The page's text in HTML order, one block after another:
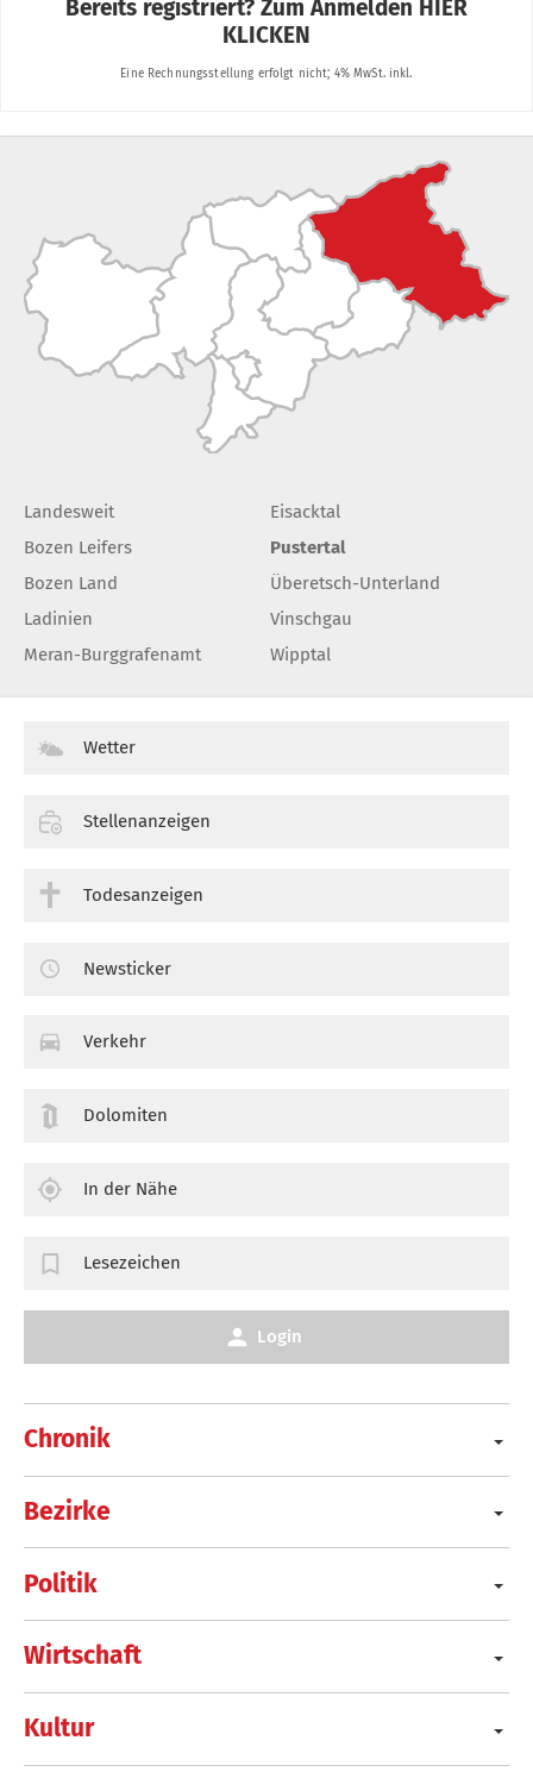
Landesweit
Bozen Leifers
Bozen Land
Ladinien
Meran-Burggrafenamt
Eisacktal
Pustertal
Überetsch-Unterland
Vinschgau
Wipptal
Chronik
Bezirke
Politik
Wirtschaft
Kultur
Wetter
Stellenanzeigen
Todesanzeigen
Newsticker
Verkehr
Dolomiten
In der Nähe
Lesezeichen
Login